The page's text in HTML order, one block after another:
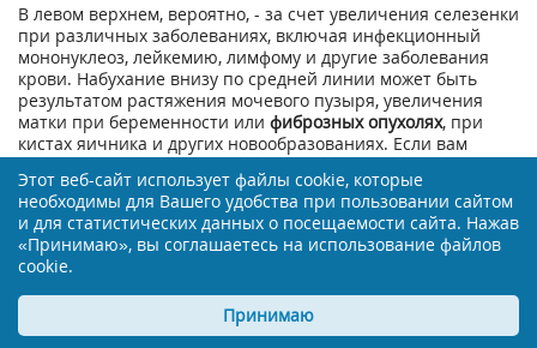
В левом верхнем, вероятно, - за счет увеличения селезенки
при различных заболеваниях, включая инфекционный
мононуклеоз, лейкемию, лимфому и другие заболевания
крови. Набухание внизу по средней линии может быть
результатом растяжения мочевого пузыря, увеличения
матки при беременности или фиброзных опухолях, при
кистах яичника и других новообразованиях. Если вам
когда-то делали операцию на животе, вы можете
обнаружить бугор по шву, там, где рубцовая ткань
растянулась и через нее выпячивается содержимое
живота. Этипослеоперационные грыжииногда требуют
хирургического вмешательства.
беременностью и простым увеличением веса, обычно
отражает задержку воздуха или жидкости. Воздух приходит
Этот веб-сайт использует файлы cookie, которые
необходимы для Вашего удобства при пользовании сайтом
и для статистических данных о посещаемости сайта. Нажав
«Принимаю», вы соглашаетесь на использование файлов
cookie.
Принимаю